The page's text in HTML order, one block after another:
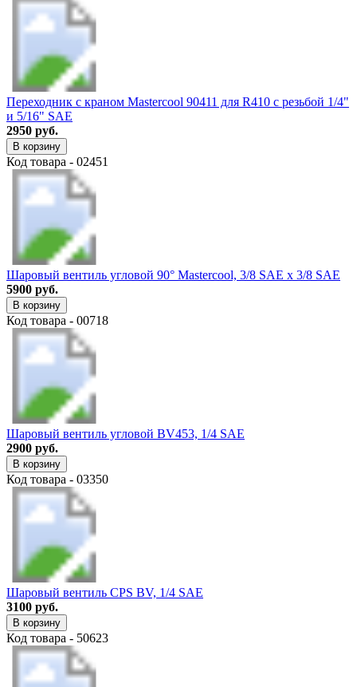
Переходник с краном Mastercool 90411 для R410 с резьбой 1/4"
и 5/16" SAE
2950 руб.
В корзину
Код товара - 02451
Шаровый вентиль угловой 90° Mastercool, 3/8 SAE x 3/8 SAE
5900 руб.
В корзину
Код товара - 00718
Шаровый вентиль угловой BV453, 1/4 SAE
2900 руб.
В корзину
Код товара - 03350
Шаровый вентиль CPS BV, 1/4 SAE
3100 руб.
В корзину
Код товара - 50623